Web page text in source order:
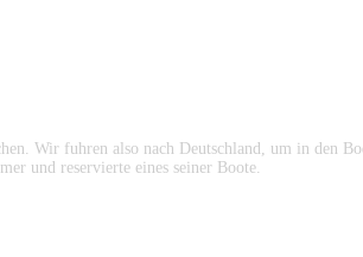
Wir fuhren also nach Deutschland, um in den
und reservierte eines seiner Boote.